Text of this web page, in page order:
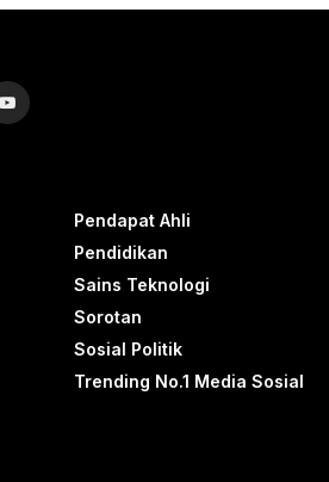
Pendapat Ahli
Pendidikan
Sains Teknologi
Sorotan
Sosial Politik
Trending No.1 Media Sosial